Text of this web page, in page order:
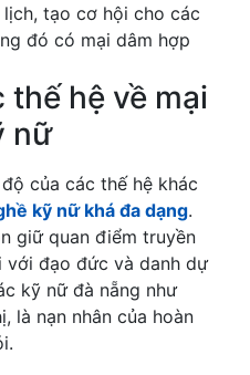
tạo cơ hội cho các
đó có mại dâm hợp
thế hệ về mại
nữ
của các thế hệ khác
kỹ nữ khá đa dạng.
giữ quan điểm truyền
đạo đức và danh dự
kỹ nữ đà nẵng như
là nạn nhân của hoàn